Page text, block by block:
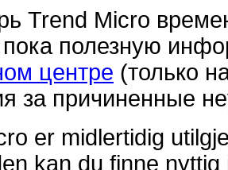
Trend Micro
полезную
центре (только
за причиненные
er midlertidig
kan du finne